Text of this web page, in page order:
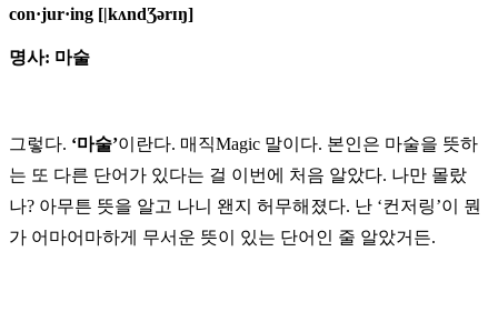
con·jur·ing [|kʌndƷərɪŋ]
명사: 마술
그렇다. ‘마술’이란다. 매직Magic 말이다. 본인은 마술을 뜻하
는 또 다른 단어가 있다는 걸 이번에 처음 알았다. 나만 몰랐
나? 아무튼 뜻을 알고 나니 왠지 허무해졌다. 난 ‘컨저링’이 뭔
가 어마어마하게 무서운 뜻이 있는 단어인 줄 알았거든.